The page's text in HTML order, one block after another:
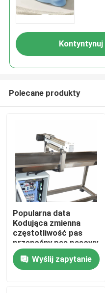
Do domu
Produkty
Kontyntynuj
Polecane produkty
Popularna data
Kodująca zmienna
częstotliwość pas
przenośny pas pasowy
napędzany silnikiem
Wyślij zapytanie